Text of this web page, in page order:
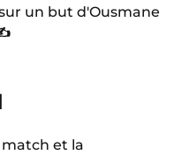
un but d'Ousmane
match et la